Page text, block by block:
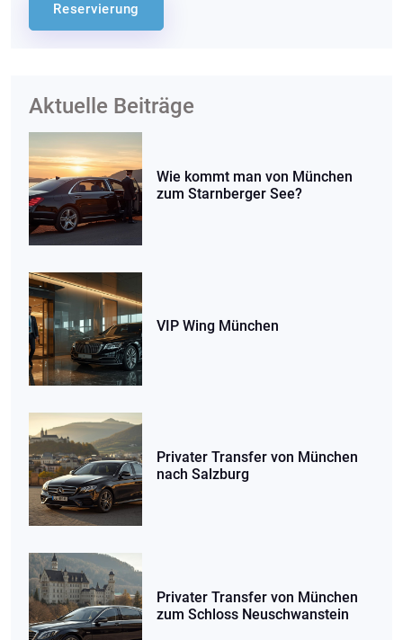
Reservierung
Aktuelle Beiträge
Wie kommt man von München
zum Starnberger See?
VIP Wing München
Privater Transfer von München
nach Salzburg
Privater Transfer von München
zum Schloss Neuschwanstein